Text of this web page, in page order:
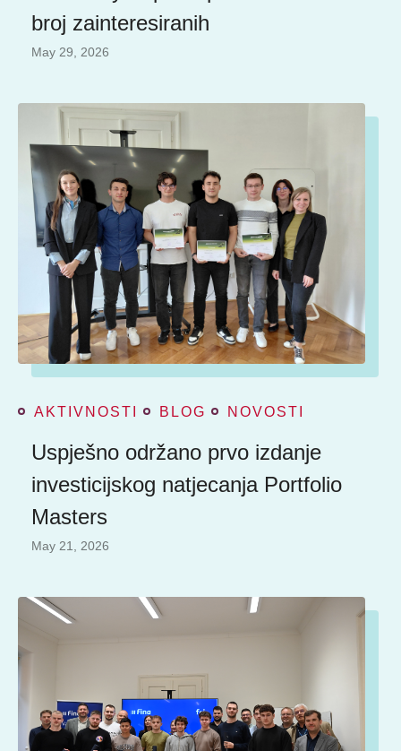
broj zainteresiranih
May 29, 2026
AKTIVNOSTI BLOG NOVOSTI
Uspješno održano prvo izdanje
investicijskog natjecanja Portfolio
Masters
May 21, 2026